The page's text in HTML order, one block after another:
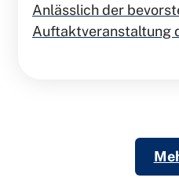
Anlässlich der
Auftaktveranstaltung